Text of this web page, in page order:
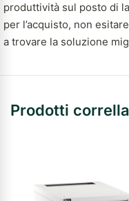
produttività sul posto di
per l’acquisto, non
a trovare la soluzione
Prodotti